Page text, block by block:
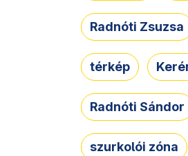
Radnóti Zsuzsa
térkép
Radnóti Sándor
szurkolói zóna